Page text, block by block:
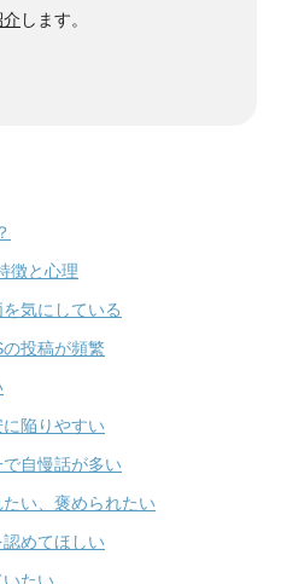
します。
徴と心理
気にしている
投稿が頻繁
陥りやすい
自慢話が多い
い、褒められたい
めてほしい
たい